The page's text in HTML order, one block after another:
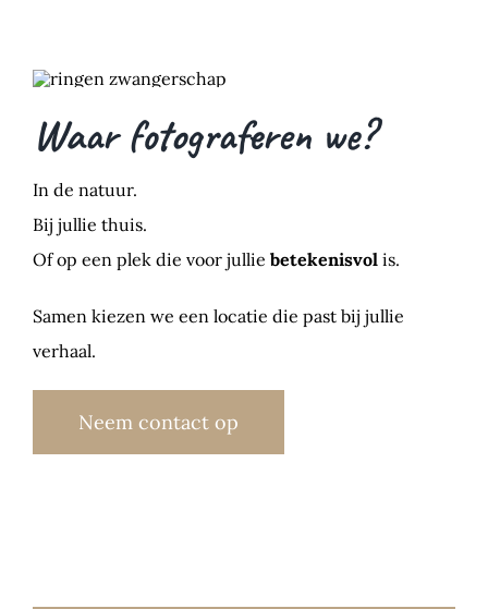
Waar fotograferen we?
In de natuur.
Bij jullie thuis.
Of op een plek die voor jullie betekenisvol is.
Samen kiezen we een locatie die past bij jullie
verhaal.
Neem contact op